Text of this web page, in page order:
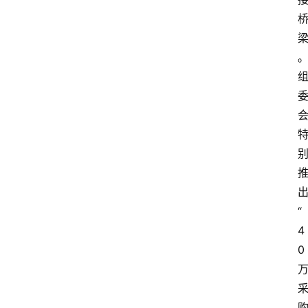
桥
梁
。
组
委
会
特
别
推
出
“
4
0
万
采